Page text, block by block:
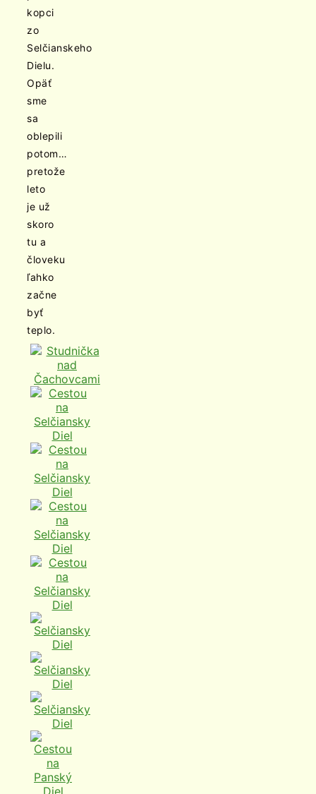
kopci
zo
Selčianskeho
Dielu.
Opäť
sme
sa
oblepili
potom…
pretože
leto
je už
skoro
tu a
človeku
ľahko
začne
byť
teplo.